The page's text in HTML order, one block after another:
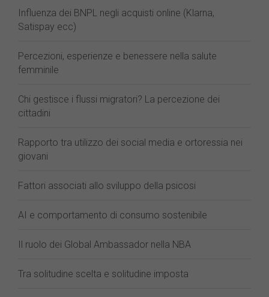
Influenza dei BNPL negli acquisti online (Klarna,
Satispay ecc)
Percezioni, esperienze e benessere nella salute
femminile
Chi gestisce i flussi migratori? La percezione dei
cittadini
Rapporto tra utilizzo dei social media e ortoressia nei
giovani
Fattori associati allo sviluppo della psicosi
AI e comportamento di consumo sostenibile
Il ruolo dei Global Ambassador nella NBA
Tra solitudine scelta e solitudine imposta